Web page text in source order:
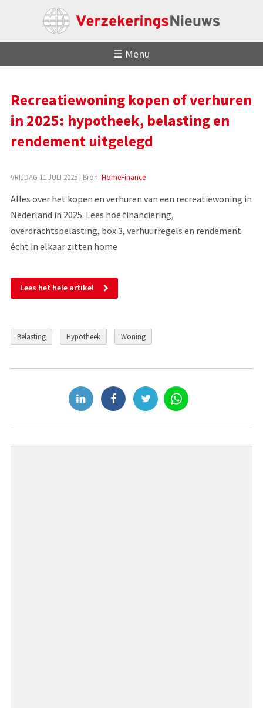
☰ Menu
Recreatiewoning kopen of verhuren
in 2025: hypotheek, belasting en
rendement uitgelegd
VRIJDAG 11 JULI 2025| Bron: HomeFinance
Alles over het kopen en verhuren van een recreatiewoning in
Nederland in 2025. Lees hoe financiering,
overdrachtsbelasting, box 3, verhuurregels en rendement
écht in elkaar zitten.home
Lees het hele artikel
Belasting Hypotheek Woning